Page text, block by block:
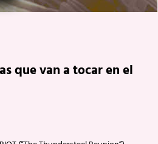
que van a tocar en el